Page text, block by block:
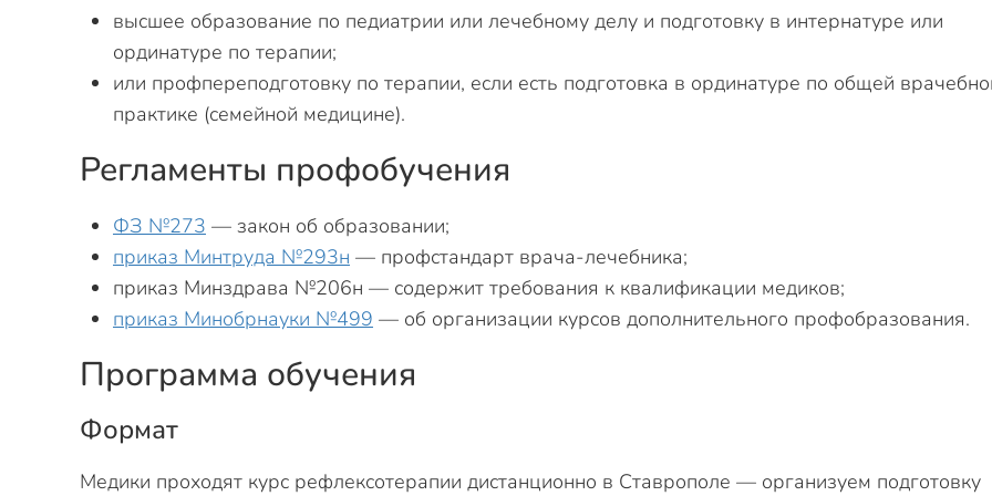
высшее образование по педиатрии или лечебному делу и подготовку в интернатуре или
ординатуре по терапии;
или профпереподготовку по терапии, если есть подготовка в ординатуре по общей
практике (семейной медицине).
Регламенты профобучения
ФЗ №273 — закон об образовании;
приказ Минтруда №293н — профстандарт врача-лечебника;
приказ Минздрава №206н — содержит требования к квалификации медиков;
приказ Минобрнауки №499 — об организации курсов дополнительного профобразования.
Программа обучения
Формат
Медики проходят курс рефлексотерапии дистанционно в Ставрополе — организуем подготовку